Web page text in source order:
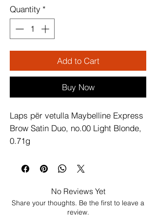
Quantity *
Add to Cart
Buy Now
Laps për vetulla Maybelline Express
Brow Satin Duo, no.00 Light Blonde,
0.71g
No Reviews Yet
Share your thoughts. Be the first to leave a
review.